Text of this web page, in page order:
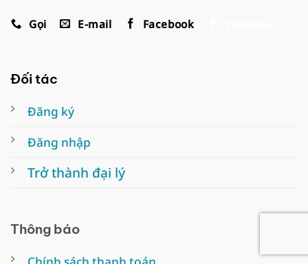
Gọi E-mail Facebook
Đối tác
Đăng ký
Đăng nhập
Trở thành đại lý
Thông báo